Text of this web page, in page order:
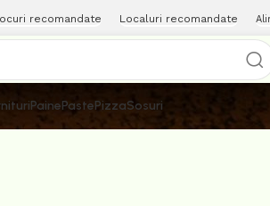
recomandate Localuri recomandate
PainePastePizzaSosuri